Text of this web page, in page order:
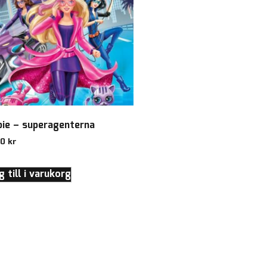
– superagenterna
kr
till i varukorg